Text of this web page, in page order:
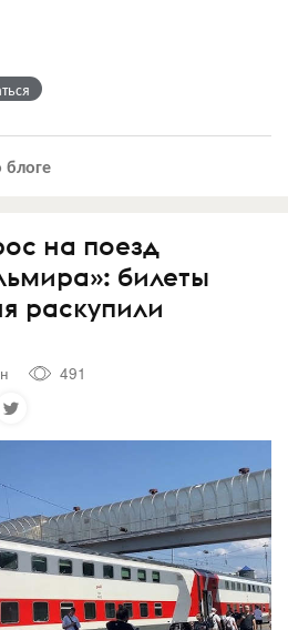
блоге
на поезд
билеты
раскупили
491